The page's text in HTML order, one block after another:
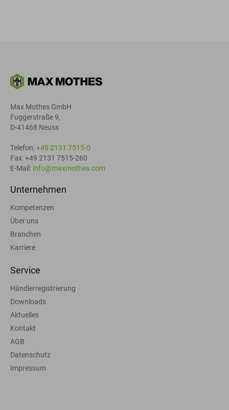
Max Mothes GmbH
Fuggerstraße 9,
D-41468 Neuss
Telefon:+49 2131 7515-0
Fax: +49 2131 7515-260
E-Mail: info@maxmothes.com
Unternehmen
Kompetenzen
Über uns
Branchen
Karriere
Service
Händlerregistrierung
Downloads
Aktuelles
Kontakt
AGB
Datenschutz
Impressum